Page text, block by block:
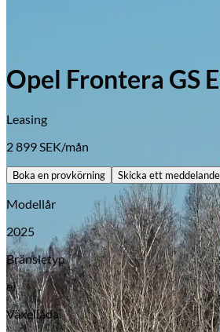
Opel Frontera GS
Leasing
2 899 SEK/mån
Boka en provkörning Skicka ett meddelande
Modellår
2025
Bränsletyp
el
Växellåda